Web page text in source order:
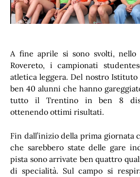
A fine aprile si sono svolti, nello
Rovereto, i campionati
atletica leggera. Del nostro
ben 40 alunni che hanno
tutto il Trentino in ben 8
ottenendo ottimi risultati.
Fin dall’inizio della prima giornata
che sarebbero state delle gare
pista sono arrivate ben quattro
di specialità. Sul campo si